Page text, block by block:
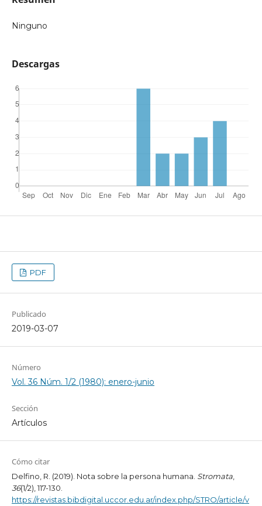
Ninguno
Descargas
PDF
Publicado
2019-03-07
Número
Vol. 36 Núm. 1/2 (1980): enero-junio
Sección
Artículos
Cómo citar
Delfino, R. (2019). Nota sobre la persona humana. Stromata,
36(1/2), 117-130.
https://revistas.bibdigital.uccor.edu.ar/index.php/STRO/article/v